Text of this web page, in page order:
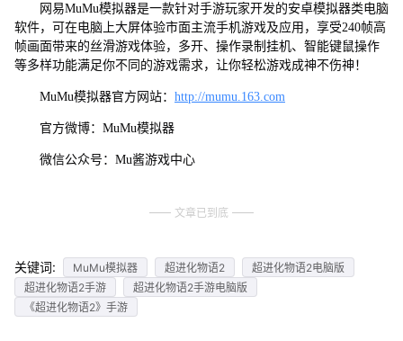
网易MuMu模拟器是一款针对手游玩家开发的安卓模拟器类电脑
软件，可在电脑上大屏体验市面主流手机游戏及应用，享受240帧高
帧画面带来的丝滑游戏体验，多开、操作录制挂机、智能键鼠操作
等多样功能满足你不同的游戏需求，让你轻松游戏成神不伤神！
MuMu模拟器官方网站： http://mumu.163.com
官方微博：MuMu模拟器
微信公众号：Mu酱游戏中心
文章已到底
关键词: MuMu模拟器 超进化物语2
超进化物语2电脑版
超进化物语2手游
超进化物语2手游电脑版
《超进化物语2》手游